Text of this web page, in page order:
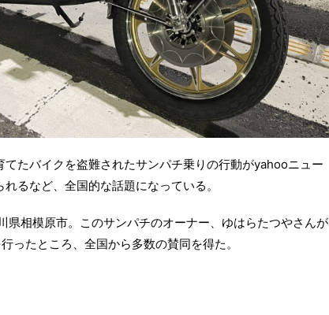
たバイクを盗難されたサンパチ乗りの行動がyahooニュー
るなど、全国的な話題になっている。
県相模原市。このサンパチのオーナー、ゆはらたつやさんが
ったところ、全国から多数の賛同を得た。